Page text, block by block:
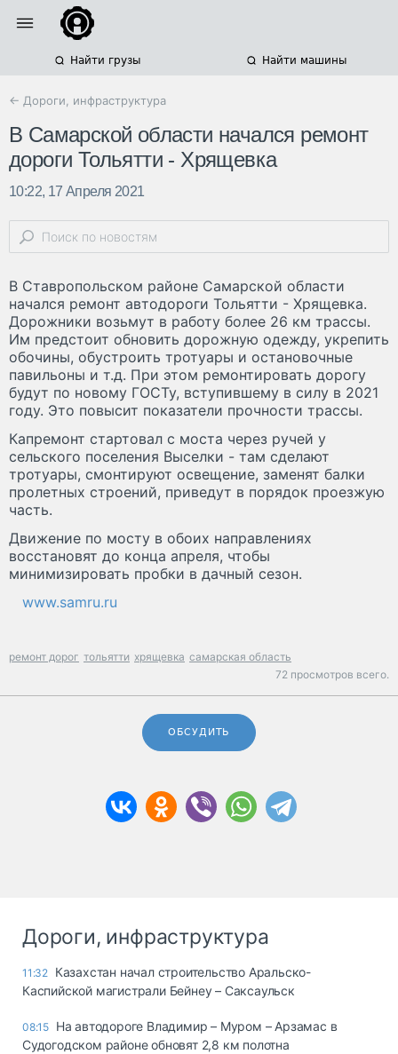
Найти грузы Найти машины
← Дороги, инфраструктура
В Самарской области начался ремонт
дороги Тольятти - Хрящевка
10:22, 17 Апреля 2021
В Ставропольском районе Самарской области
начался ремонт автодороги Тольятти - Хрящевка.
Дорожники возьмут в работу более 26 км трассы.
Им предстоит обновить дорожную одежду, укрепить
обочины, обустроить тротуары и остановочные
павильоны и т.д. При этом ремонтировать дорогу
будут по новому ГОСТу, вступившему в силу в 2021
году. Это повысит показатели прочности трассы.
Капремонт стартовал с моста через ручей у
сельского поселения Выселки - там сделают
тротуары, смонтируют освещение, заменят балки
пролетных строений, приведут в порядок проезжую
часть.
Движение по мосту в обоих направлениях
восстановят до конца апреля, чтобы
минимизировать пробки в дачный сезон.
www.samru.ru
ремонт дорог тольятти хрящевка самарская область
72 просмотров всего.
ОБСУДИТЬ
Дороги, инфраструктура
11:32 Казахстан начал строительство Аральско-
Каспийской магистрали Бейнеу – Саксаульск
08:15 На автодороге Владимир – Муром – Арзамас в
Судогодском районе обновят 2,8 км полотна